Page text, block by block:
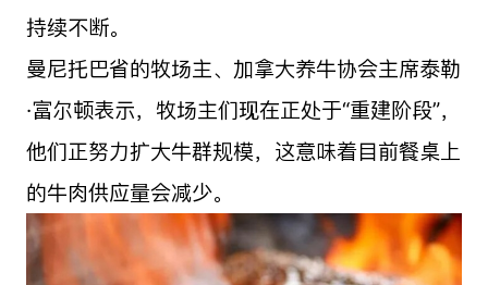
持续不断。
曼尼托巴省的牧场主、加拿大养牛协会主席泰勒
·富尔顿表示，牧场主们现在正处于“重建阶段”，
他们正努力扩大牛群规模，这意味着目前餐桌上
的牛肉供应量会减少。